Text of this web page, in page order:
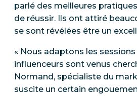
parlé des meilleures
de réussir. Ils ont attiré
se sont révélées être un
« Nous adaptons les sessions
influenceurs sont venus
Normand, spécialiste du
suscite un certain